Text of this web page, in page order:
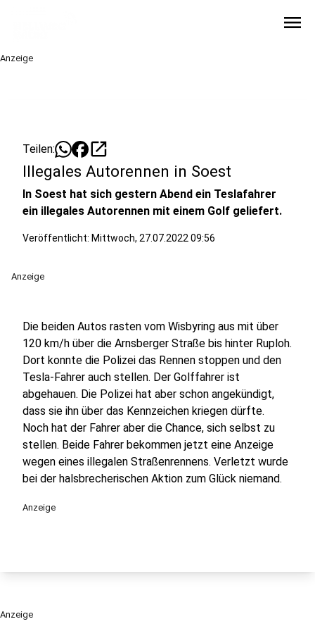
menu
Anzeige
Teilen: open_in_new
Illegales Autorennen in Soest
In Soest hat sich gestern Abend ein Teslafahrer
ein illegales Autorennen mit einem Golf geliefert.
Veröffentlicht: Mittwoch, 27.07.2022 09:56
Anzeige
Die beiden Autos rasten vom Wisbyring aus mit über
120 km/h über die Arnsberger Straße bis hinter Ruploh.
Dort konnte die Polizei das Rennen stoppen und den
Tesla-Fahrer auch stellen. Der Golffahrer ist
abgehauen. Die Polizei hat aber schon angekündigt,
dass sie ihn über das Kennzeichen kriegen dürfte.
Noch hat der Fahrer aber die Chance, sich selbst zu
stellen. Beide Fahrer bekommen jetzt eine Anzeige
wegen eines illegalen Straßenrennens. Verletzt wurde
bei der halsbrecherischen Aktion zum Glück niemand.
Anzeige
Anzeige